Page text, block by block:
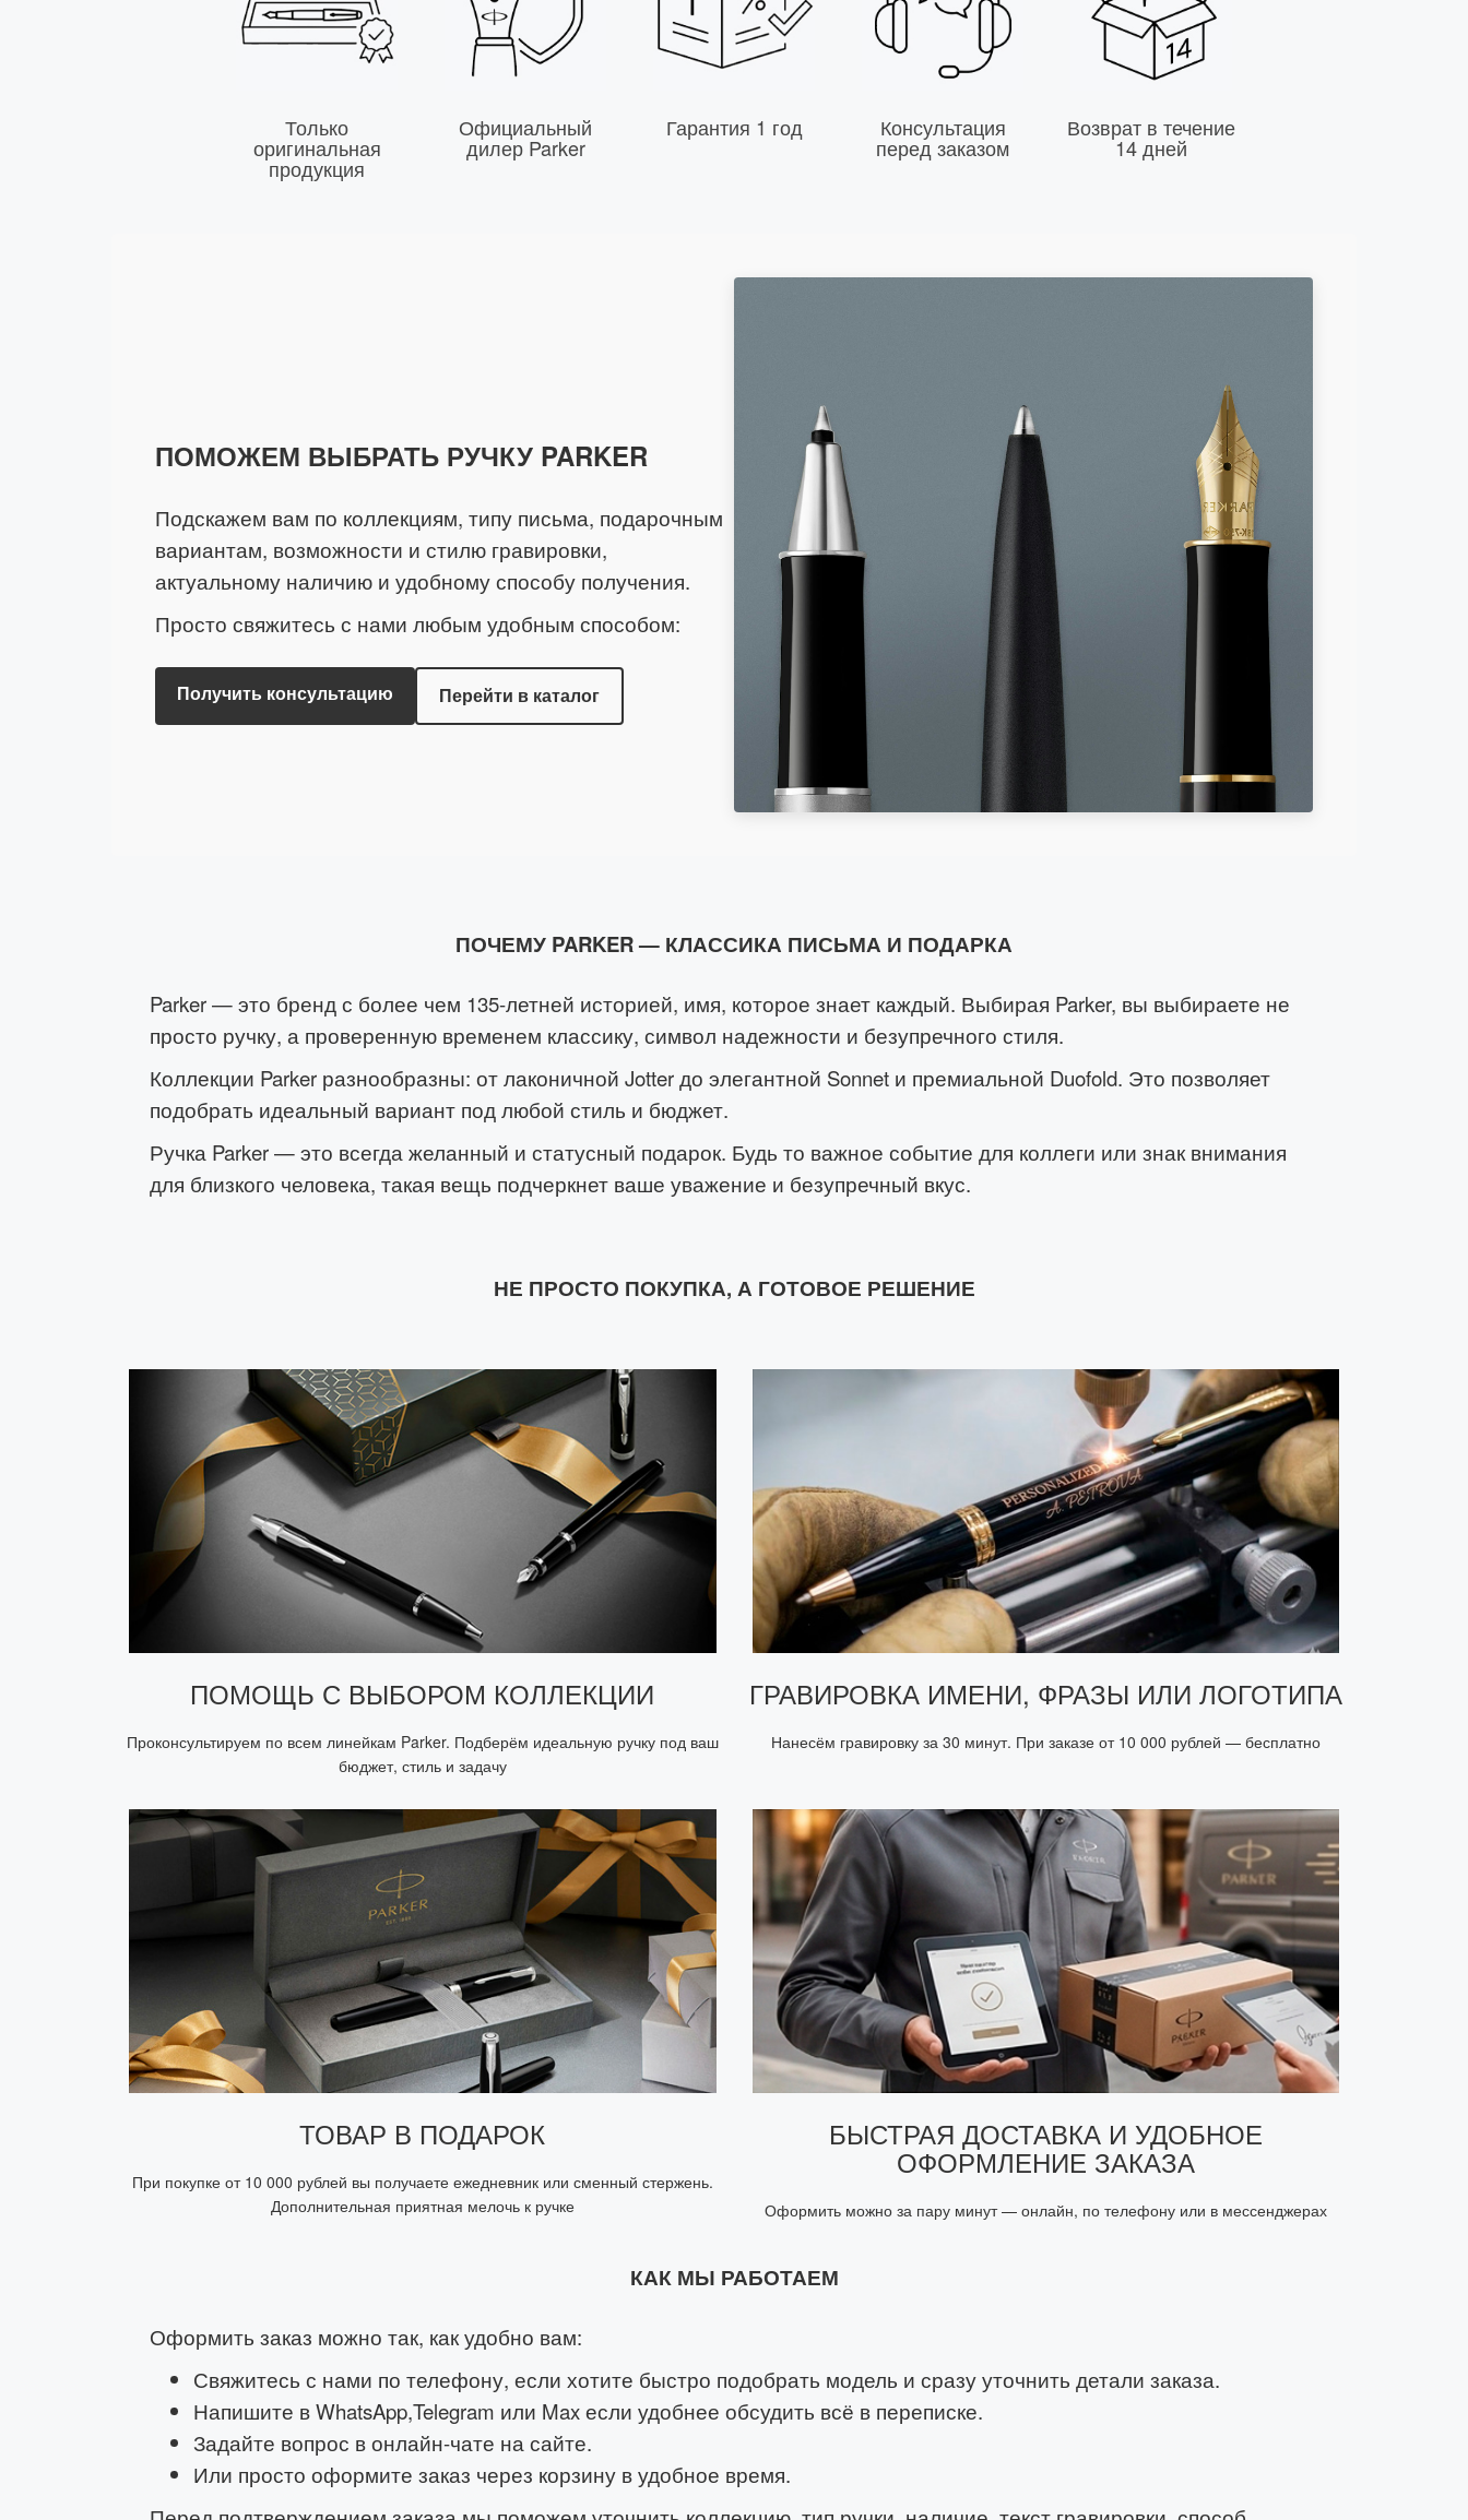
Только
оригинальная
продукция
Официальный
дилер Parker
Гарантия 1 год Консультация
перед заказом
Возврат в течение
14 дней
ПОМОЖЕМ ВЫБРАТЬ РУЧКУ PARKER
Подскажем вам по коллекциям, типу письма, подарочным
вариантам, возможности и стилю гравировки,
актуальному наличию и удобному способу получения.
Просто свяжитесь с нами любым удобным способом:
Получить консультацию Перейти в каталог
ПОЧЕМУ PARKER — КЛАССИКА ПИСЬМА И ПОДАРКА
Parker — это бренд с более чем 135-летней историей, имя, которое знает каждый. Выбирая Parker, вы выбираете не
просто ручку, а проверенную временем классику, символ надежности и безупречного стиля.
Коллекции Parker разнообразны: от лаконичной Jotter до элегантной Sonnet и премиальной Duofold. Это позволяет
подобрать идеальный вариант под любой стиль и бюджет.
Ручка Parker — это всегда желанный и статусный подарок. Будь то важное событие для коллеги или знак внимания
для близкого человека, такая вещь подчеркнет ваше уважение и безупречный вкус.
НЕ ПРОСТО ПОКУПКА, А ГОТОВОЕ РЕШЕНИЕ
ПОМОЩЬ С ВЫБОРОМ КОЛЛЕКЦИИ
Проконсультируем по всем линейкам Parker. Подберём идеальную ручку под ваш
бюджет, стиль и задачу
ГРАВИРОВКА ИМЕНИ, ФРАЗЫ ИЛИ ЛОГОТИПА
Нанесём гравировку за 30 минут. При заказе от 10 000 рублей — бесплатно
ТОВАР В ПОДАРОК
При покупке от 10 000 рублей вы получаете ежедневник или сменный стержень.
Дополнительная приятная мелочь к ручке
БЫСТРАЯ ДОСТАВКА И УДОБНОЕ
ОФОРМЛЕНИЕ ЗАКАЗА
Оформить можно за пару минут — онлайн, по телефону или в мессенджерах
КАК МЫ РАБОТАЕМ
Оформить заказ можно так, как удобно вам:
Свяжитесь с нами по телефону, если хотите быстро подобрать модель и сразу уточнить детали заказа.
Напишите в WhatsApp,Telegram или Max если удобнее обсудить всё в переписке.
Задайте вопрос в онлайн-чате на сайте.
Или просто оформите заказ через корзину в удобное время.